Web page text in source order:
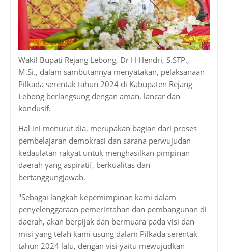
Wakil Bupati Rejang Lebong, Dr H Hendri, S.STP.,
M.Si., dalam sambutannya menyatakan, pelaksanaan
Pilkada serentak tahun 2024 di Kabupaten Rejang
Lebong berlangsung dengan aman, lancar dan
kondusif.
Hal ini menurut dia, merupakan bagian dari proses
pembelajaran demokrasi dan sarana perwujudan
kedaulatan rakyat untuk menghasilkan pimpinan
daerah yang aspiratif, berkualitas dan
bertanggungjawab.
"Sebagai langkah kepemimpinan kami dalam
penyelenggaraan pemerintahan dan pembangunan di
daerah, akan berpijak dan bermuara pada visi dan
misi yang telah kami usung dalam Pilkada serentak
tahun 2024 lalu, dengan visi yaitu mewujudkan